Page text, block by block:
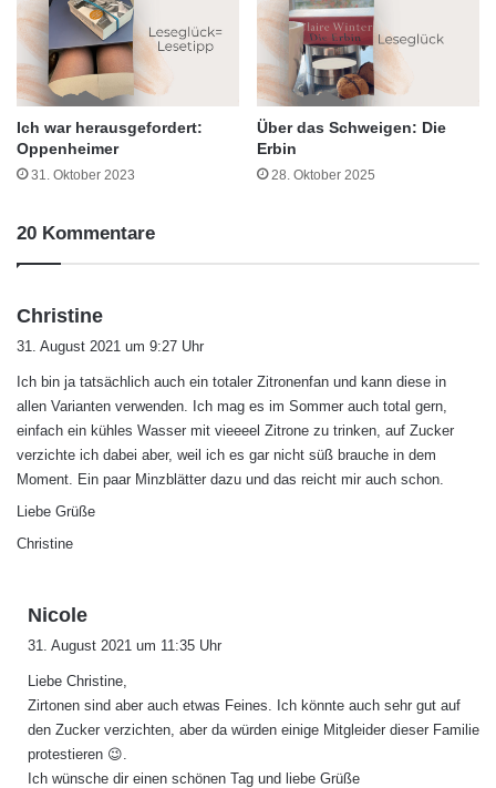
Ich war herausgefordert:
Oppenheimer
31. Oktober 2023
Über das Schweigen: Die
Erbin
28. Oktober 2025
20 Kommentare
Christine
t
:
31. August 2021 um 9:27 Uhr
Ich bin ja tatsächlich auch ein totaler Zitronenfan und kann diese in
allen Varianten verwenden. Ich mag es im Sommer auch total gern,
einfach ein kühles Wasser mit vieeeel Zitrone zu trinken, auf Zucker
verzichte ich dabei aber, weil ich es gar nicht süß brauche in dem
Moment. Ein paar Minzblätter dazu und das reicht mir auch schon.
Liebe Grüße
Christine
Nicole
t
:
31. August 2021 um 11:35 Uhr
Liebe Christine,
Zirtonen sind aber auch etwas Feines. Ich könnte auch sehr gut auf
den Zucker verzichten, aber da würden einige Mitgleider dieser Familie
protestieren 😉.
Ich wünsche dir einen schönen Tag und liebe Grüße